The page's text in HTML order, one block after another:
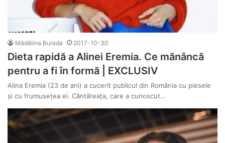
Mădălina Burada 2017-10-30
Dieta rapidă a Alinei Eremia. Ce mănâncă
pentru a fi în formă | EXCLUSIV
Alina Eremia (23 de ani) a cucerit publicul din România cu piesele
și cu frumusețea ei. Cântăreața, care a cunoscut…